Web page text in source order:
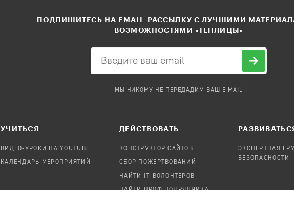
ПОДПИШИТЕСЬ НА EMAIL-РАССЫЛКУ С ЛУЧШИМИ
ВОЗМОЖНОСТЯМИ «ТЕПЛИЦЫ»
МЫ НИКОМУ НЕ ПЕРЕДАДИМ ВАШ E-MAIL
УЧИТЬСЯ
ВИДЕО-УРОКИ НА YOUTUBE
КАЛЕНДАРЬ МЕРОПРИЯТИЙ
ДЕЙСТВОВАТЬ
КОНСТРУКТОР САЙТОВ
СБОР ПОЖЕРТВОВАНИЙ
НАЙТИ IT-ВОЛОНТЕРОВ
НАЙТИ ПРОФ.ПОДРЯДЧИКА
ЭКСПЕРТНАЯ
БЕЗОПАСНОСТИ